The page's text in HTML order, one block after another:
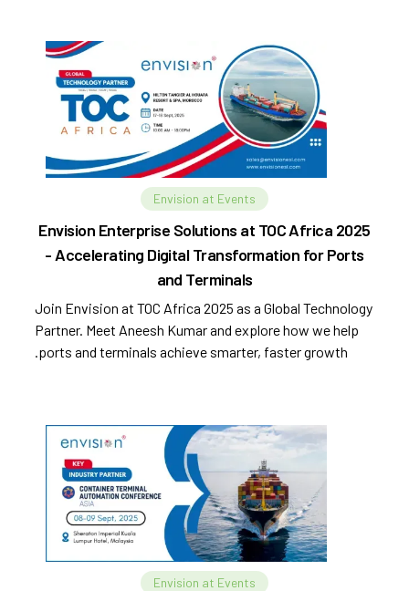
Envision at Events
Envision Enterprise Solutions at TOC Africa 2025
- Accelerating Digital Transformation for Ports
and Terminals
Join Envision at TOC Africa 2025 as a Global Technology
Partner. Meet Aneesh Kumar and explore how we help
ports and terminals achieve smarter, faster growth.
Envision at Events